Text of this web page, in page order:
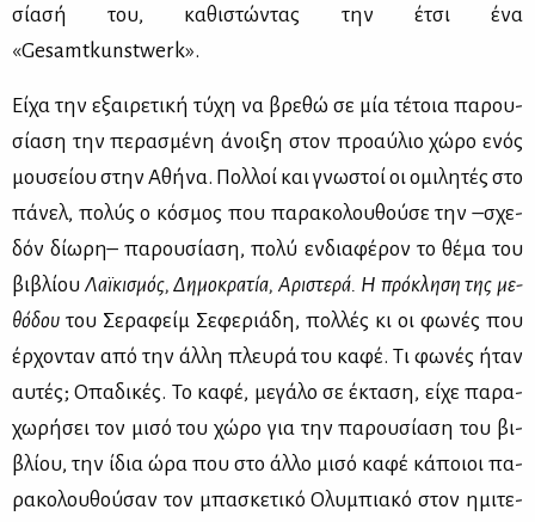
σί­α­σή του, κα­θι­στώ­ντας την έτσι ένα
«Gesamtkunstwerk».
Εί­χα την εξαι­ρε­τι­κή τύ­χη να βρε­θώ σε μία τέ­τοια πα­ρου­
σί­α­ση την πε­ρα­σμέ­νη άνοι­ξη στον προ­αύ­λιο χώ­ρο ενός
μου­σεί­ου στην Αθή­να. Πολ­λοί και γνω­στοί οι ομι­λη­τές στο
πά­νελ, πο­λύς ο κό­σμος που πα­ρα­κο­λου­θού­σε την –σχε­
δόν δί­ω­ρη– πα­ρου­σί­α­ση, πο­λύ εν­δια­φέ­ρον το θέ­μα του
βι­βλί­ου Λαϊ­κι­σμός, Δη­μο­κρα­τία, Αρι­στε­ρά. Η πρό­κλη­ση της με­
θό­δου του Σε­ρα­φείμ Σε­φε­ριά­δη, πολ­λές κι οι φω­νές που
έρ­χο­νταν από την άλ­λη πλευ­ρά του κα­φέ. Τι φω­νές ήταν
αυ­τές; Οπα­δι­κές. Το κα­φέ, με­γά­λο σε έκτα­ση, εί­χε πα­ρα­
χω­ρή­σει τον μι­σό του χώ­ρο για την πα­ρου­σί­α­ση του βι­
βλί­ου, την ίδια ώρα που στο άλ­λο μι­σό κα­φέ κά­ποιοι πα­
ρα­κο­λου­θού­σαν τον μπα­σκε­τι­κό Ολυ­μπια­κό στον ημι­τε­